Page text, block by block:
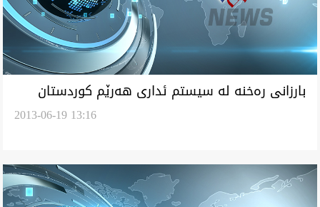
بارزانی ره‌خنه‌ له‌ سيستم ئداری هه‌رێم كوردستان
2013-06-19 13:16